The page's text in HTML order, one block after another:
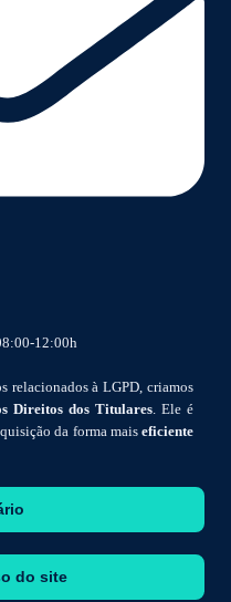
12:00h
relacionados à LGPD, criamos
Direitos dos Titulares. Ele é
da forma mais eficiente
do site